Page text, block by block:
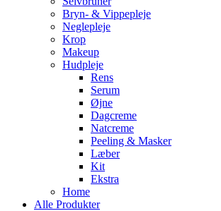
Bryn- & Vippepleje
Neglepleje
Krop
Makeup
Hudpleje
Rens
Serum
Øjne
Dagcreme
Natcreme
Peeling & Masker
Læber
Kit
Ekstra
Home
Alle Produkter